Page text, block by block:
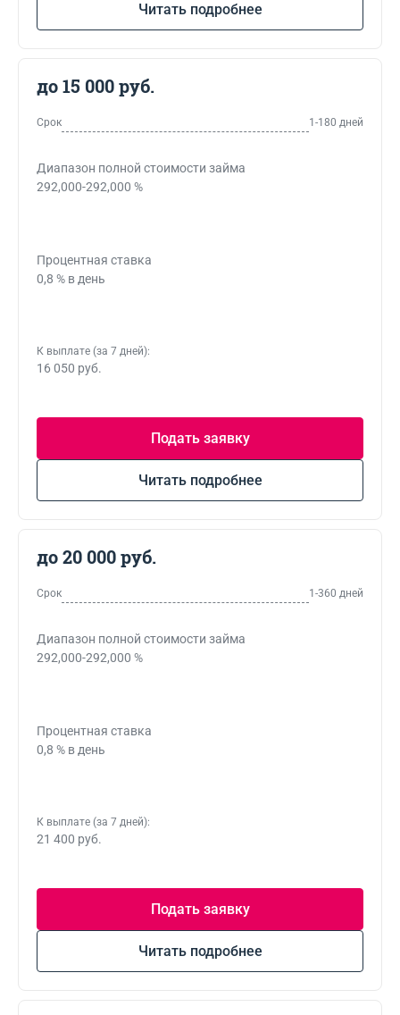
Читать подробнее
до 15 000 руб.
Срок 1-180 дней
Диапазон полной стоимости займа
292,000-292,000 %
Процентная ставка
0,8 % в день
К выплате (за 7 дней):
16 050 руб.
Подать заявку
Читать подробнее
до 20 000 руб.
Срок 1-360 дней
Диапазон полной стоимости займа
292,000-292,000 %
Процентная ставка
0,8 % в день
К выплате (за 7 дней):
21 400 руб.
Подать заявку
Читать подробнее